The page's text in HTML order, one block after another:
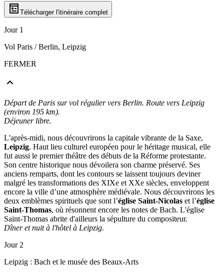
Télécharger l'itinéraire complet
Jour 1
Vol Paris / Berlin, Leipzig
FERMER
Départ de Paris sur vol régulier vers Berlin. Route vers Leipzig
(environ 195 km).
Déjeuner libre.
L'après-midi, nous découvrirons la capitale vibrante de la Saxe,
Leipzig. Haut lieu culturel européen pour le héritage musical, elle
fut aussi le premier théâtre des débuts de la Réforme protestante.
Son centre historique nous dévoilera son charme préservé. Ses
anciens remparts, dont les contours se laissent toujours deviner
malgré les transformations des XIXe et XXe siècles, enveloppent
encore la ville d’une atmosphère médiévale. Nous découvrirons les
deux emblèmes spirituels que sont l’église Saint-Nicolas et l’église
Saint-Thomas, où résonnent encore les notes de Bach. L'église
Saint-Thomas abrite d'ailleurs la sépulture du compositeur.
Dîner et nuit à l'hôtel à Leipzig.
Jour 2
Leipzig : Bach et le musée des Beaux-Arts